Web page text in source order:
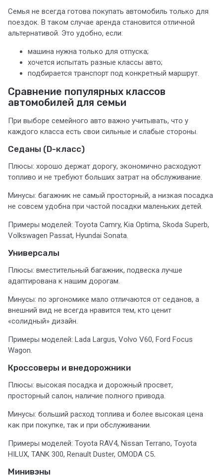
Семья не всегда готова покупать автомобиль только для
поездок. В таком случае аренда становится отличной
альтернативой. Это удобно, если:
машина нужна только для отпуска;
хочется испытать разные классы авто;
подбирается транспорт под конкретный маршрут.
Сравнение популярных классов
автомобилей для семьи
При выборе семейного авто важно учитывать, что у
каждого класса есть свои сильные и слабые стороны.
Седаны (D-класс)
Плюсы: хорошо держат дорогу, экономично расходуют
топливо и не требуют больших затрат на обслуживание.
Минусы: багажник не самый просторный, а низкая посадка
не совсем удобна при частой посадки маленьких детей.
Примеры моделей: Toyota Camry, Kia Optima, Skoda Superb,
Volkswagen Passat, Hyundai Sonata.
Универсалы
Плюсы: вместительный багажник, подвеска лучше
адаптирована к нашим дорогам.
Минусы: по эргономике мало отличаются от седанов, а
внешний вид не всегда нравится тем, кто ценит
«солидный» дизайн.
Примеры моделей: Lada Largus, Volvo V60, Ford Focus
Wagon.
Кроссоверы и внедорожники
Плюсы: высокая посадка и дорожный просвет,
просторный салон, наличие полного привода.
Минусы: больший расход топлива и более высокая цена
как при покупке, так и при обслуживании.
Примеры моделей: Toyota RAV4, Nissan Terrano, Toyota
HILUX, TANK 300, Renault Duster, OMODA C5.
Минивэны